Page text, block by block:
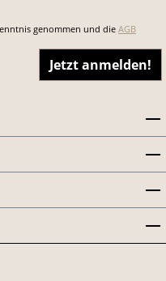
genommen und die AGB
Jetzt anmelden!